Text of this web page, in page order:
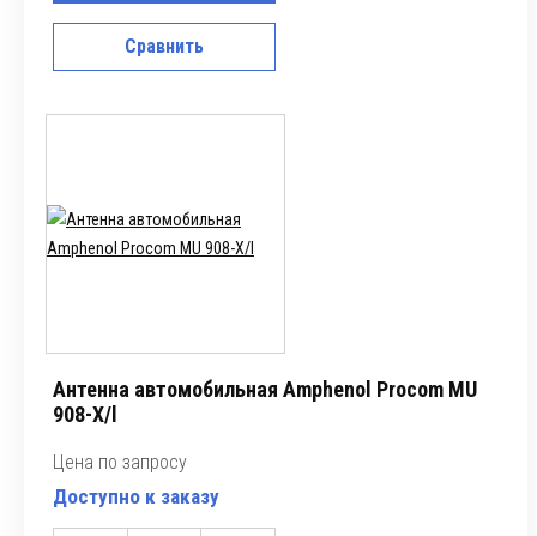
Сравнить
Антенна автомобильная Amphenol Procom MU
908-X/l
Цена по запросу
Доступно к заказу